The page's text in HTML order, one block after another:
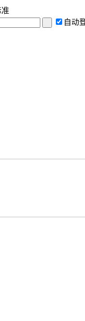
自动